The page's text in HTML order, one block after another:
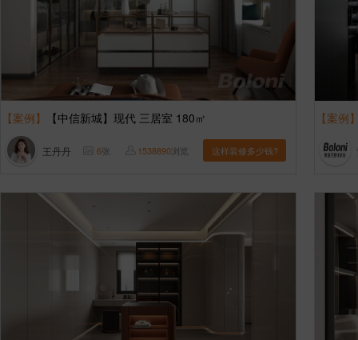
【案例】 【中信新城】现代 三居室 180㎡
王丹丹 6张 1538890浏览 这样装修多少钱?
【案例